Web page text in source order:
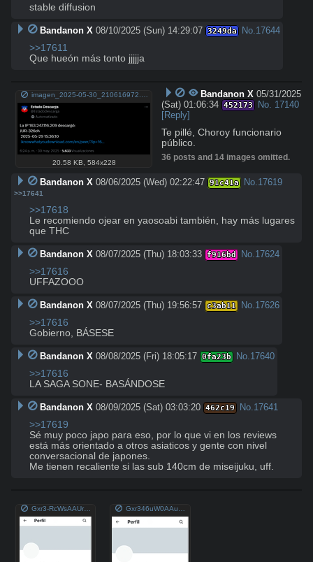
stable diffusion
Bandanon X 08/10/2025 (Sun) 14:29:07 3249da No. 17644
>>17611
Que hueón más tonto jjjjja
20.58 KB 584x228
Bandanon X 05/31/2025
(Sat) 01:06:34 452173 No. 17140
[Reply]
Te pillé, Choroy funcionario
público.
36 posts and 14 images omitted.
Bandanon X 08/06/2025 (Wed) 02:22:47 91c41a No. 17619
>>17641
>>17618
Le recomiendo ojear en yaosoabi también, hay más lugares
que THC
Bandanon X 08/07/2025 (Thu) 18:03:33 f916bd No. 17624
>>17616
UFFAZOOO
Bandanon X 08/07/2025 (Thu) 19:56:57 c3ab11 No. 17626
>>17616
Gobierno, BÁSESE
Bandanon X 08/08/2025 (Fri) 18:05:17 0fa23b No. 17640
>>17616
LA SAGA SONE- BASÁNDOSE
Bandanon X 08/09/2025 (Sat) 03:03:20 462c19 No. 17641
>>17619
Sé muy poco japo para eso, por lo que vi en los reviews
está más orientado a otros asiaticos y gente con nivel
conversacional de japones.
Me tienen recaliente si las sub 140cm de miseijuku, uff.